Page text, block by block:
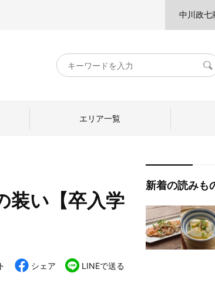
中川政七
キ
ー
検
七商店のひと
エリア一覧
装い【卒入学
シェア LINEで送る
新着の読みも